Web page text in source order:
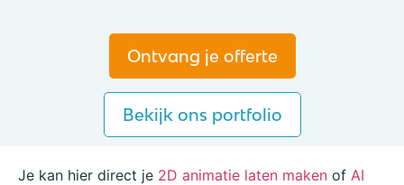
Ontvang je offerte
Bekijk ons portfolio
Je kan hier direct je 2D animatie laten maken of AI